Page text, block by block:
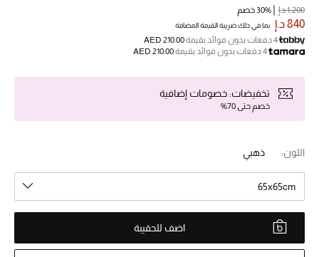
ما وصلنا حديثاً
ما وصلنا حديثاً
الموسم الجديد
النساء
الحقائب النسائية
أحذية النسائية
840 د.إ بما في ذلك ضريبة القيمة المضافة
1,200 د.إ 30% خصم
4 دفعات بدون فوائد بقيمة
AED 210.00
4 دفعات بدون فوائد بقيمة
AED 210.00
تخفيضات: خصومات إضافية
خصم حتى 70%
اللون: ذهبي
65x65cm
اضف للحقيبة